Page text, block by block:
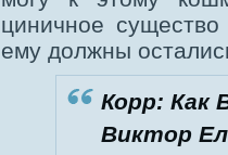
циничное
ему должны
Корр: Как
Виктор